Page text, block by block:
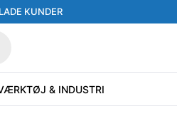
KUNDER
& INDUSTRI